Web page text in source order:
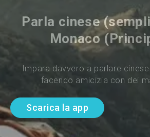
Parla cinese
Monaco
Impara davvero a parlare
facendo amicizia con dei
Scarica la app